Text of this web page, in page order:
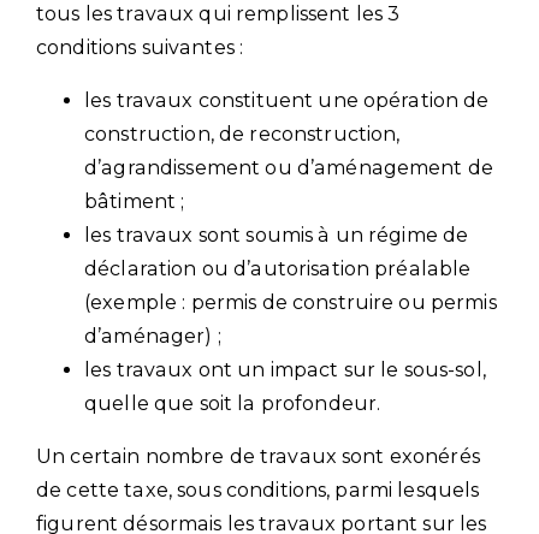
tous les travaux qui remplissent les 3
conditions suivantes :
les travaux constituent une opération de
construction, de reconstruction,
d’agrandissement ou d’aménagement de
bâtiment ;
les travaux sont soumis à un régime de
déclaration ou d’autorisation préalable
(exemple : permis de construire ou permis
d’aménager) ;
les travaux ont un impact sur le sous-sol,
quelle que soit la profondeur.
Un certain nombre de travaux sont exonérés
de cette taxe, sous conditions, parmi lesquels
figurent désormais les travaux portant sur les